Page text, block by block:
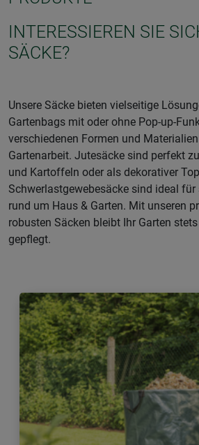
INTERESSIEREN SIE
SÄCKE?
Unsere Säcke bieten vielseitige
Gartenbags mit oder ohne Pop-up-
verschiedenen Formen und
Gartenarbeit. Jutesäcke sind perfekt
und Kartoffeln oder als dekorativer
Schwerlastgewebesäcke sind ideal
rund um Haus & Garten. Mit unseren
robusten Säcken bleibt Ihr Garten
gepflegt.